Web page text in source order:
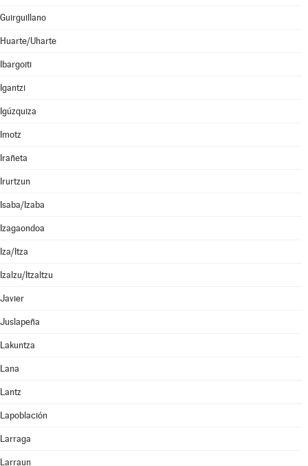
Guirguillano
Huarte/Uharte
Ibargoiti
Igantzi
Igúzquiza
Imotz
Irañeta
Irurtzun
Isaba/Izaba
Izagaondoa
Iza/Itza
Izalzu/Itzaltzu
Javier
Juslapeña
Lakuntza
Lana
Lantz
Lapoblación
Larraga
Larraun